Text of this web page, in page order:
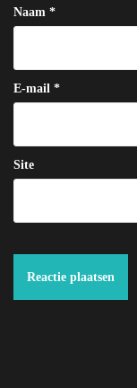
Naam *
E-mail *
Site